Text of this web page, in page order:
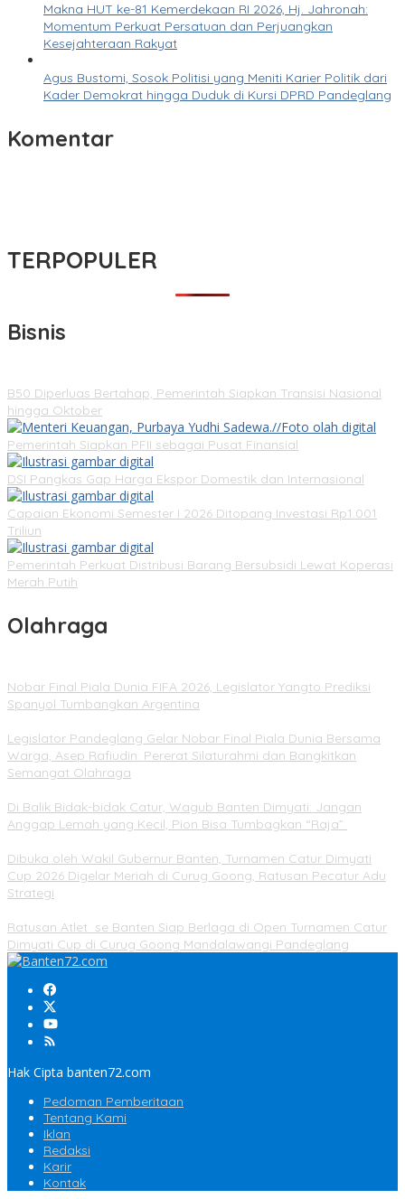
Makna HUT ke-81 Kemerdekaan RI 2026, Hj. Jahronah:
Momentum Perkuat Persatuan dan Perjuangkan
Kesejahteraan Rakyat
Agus Bustomi, Sosok Politisi yang Meniti Karier Politik dari
Kader Demokrat hingga Duduk di Kursi DPRD Pandeglang
Komentar
TERPOPULER
Bisnis
B50 Diperluas Bertahap, Pemerintah Siapkan Transisi Nasional
hingga Oktober
Pemerintah Siapkan PFII sebagai Pusat Finansial
DSI Pangkas Gap Harga Ekspor Domestik dan Internasional
Capaian Ekonomi Semester I 2026 Ditopang Investasi Rp1.001
Triliun
Pemerintah Perkuat Distribusi Barang Bersubsidi Lewat Koperasi
Merah Putih
Olahraga
Nobar Final Piala Dunia FIFA 2026, Legislator Yangto Prediksi
Spanyol Tumbangkan Argentina
Legislator Pandeglang Gelar Nobar Final Piala Dunia Bersama
Warga, Asep Rafiudin: Pererat Silaturahmi dan Bangkitkan
Semangat Olahraga
Di Balik Bidak-bidak Catur, Wagub Banten Dimyati: Jangan
Anggap Lemah yang Kecil, Pion Bisa Tumbagkan “Raja”
Dibuka oleh Wakil Gubernur Banten, Turnamen Catur Dimyati
Cup 2026 Digelar Meriah di Curug Goong, Ratusan Pecatur Adu
Strategi
Ratusan Atlet se Banten Siap Berlaga di Open Turnamen Catur
Dimyati Cup di Curug Goong Mandalawangi Pandeglang
Hak Cipta banten72.com
Pedoman Pemberitaan
Tentang Kami
Iklan
Redaksi
Karir
Kontak